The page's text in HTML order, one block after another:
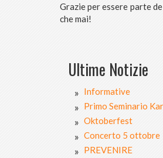
Grazie per essere parte
che mai!
Ultime Notizie
Informative
Primo Seminario
Oktoberfest
Concerto 5 ottobre
PREVENIRE